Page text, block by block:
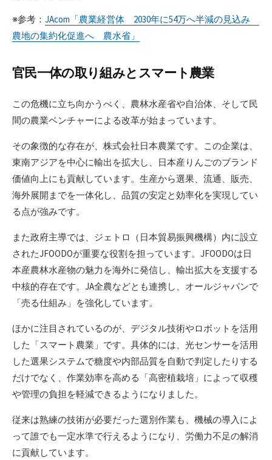
※参考： JAcom「農業経営体 2030年に54万へ半減の見込み
農地の集約化促進へ 農水省」
官民一体の取り組みとスマート農業
この危機に立ち向かうべく、農林水産省や自治体、そして民
間の農業ベンチャーによる改革が始まっています。
その象徴的な存在が、株式会社日本農業です。この企業は、
東南アジアを中心に輸出を拡大し、日本産りんごのブランド
価値向上にも貢献しています。生産から選果、流通、販売、
海外展開までを一体化し、品質の安定と効率化を実現してい
る点が強みです。
また政府主導では、ジェトロ（日本貿易振興機構）内に設立
されたJFOODOが重要な役割を担っています。JFOODOは日
本産農林水産物の魅力を海外に発信し、輸出拡大を支援する
中核的存在です。JA全農などとも連携し、オールジャパンで
「売る仕組み」を強化しています。
ほかに注目されているのが、デジタル技術やロボットを活用
した「スマート農業」です。具体的には、光センサーを活用
した選果システムで糖度や内部品質を自動で判定したりする
だけでなく、作業効率を高める「高密植栽培」によって収穫
や管理の負担を軽減できるようになりました。
従来は熟練の技術が必要だった選別作業も、機械の導入によ
って誰でも一定水準で行えるようになり、労働力不足の解消
に貢献しています。